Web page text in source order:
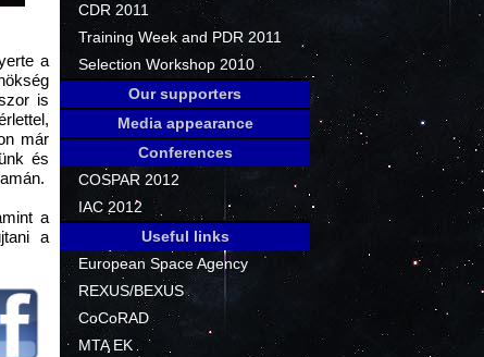
a
is
már
és
a
a
CDR 2011
Training Week and PDR 2011
Selection Workshop 2010
Our supporters
Media appearance
Conferences
COSPAR 2012
IAC 2012
Useful links
European Space Agency
REXUS/BEXUS
CoCoRAD
MTA EK